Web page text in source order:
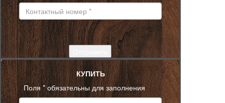
КУПИТЬ
Поля * обязательны для заполнения